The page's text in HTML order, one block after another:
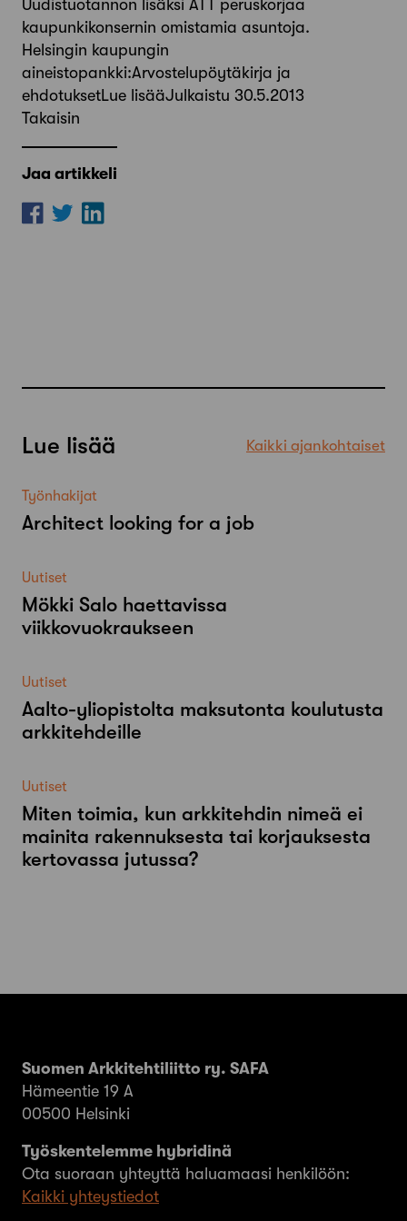
Uudistuotannon lisäksi ATT peruskorjaa
kaupunkikonsernin omistamia asuntoja.
Helsingin kaupungin
aineistopankki:Arvostelupöytäkirja ja
ehdotuksetLue lisääJulkaistu 30.5.2013
Takaisin
Jaa artikkeli
Lue lisää Kaikki ajankohtaiset
Työnhakijat
Architect looking for a job
Uutiset
Mökki Salo haettavissa
viikkovuokraukseen
Uutiset
Aalto-​yliopistolta maksutonta koulutusta
arkkitehdeille
Uutiset
Miten toimia, kun arkkitehdin nimeä ei
mainita rakennuksesta tai korjauksesta
kertovassa jutussa?
Suomen Arkkitehtiliitto ry. SAFA
Hämeentie 19 A
00500 Helsinki
Työskentelemme hybridinä
Ota suoraan yhteyttä haluamaasi henkilöön:
Kaikki yhteystiedot